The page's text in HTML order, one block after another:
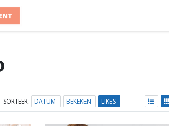
SORTEER: DATUM BEKEKEN LIKES